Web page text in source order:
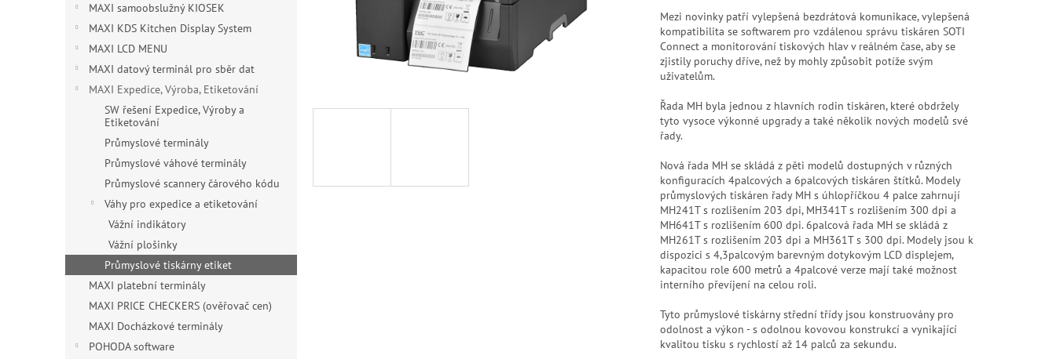
MAXI samoobslužný KIOSEK
MAXI KDS Kitchen Display System
MAXI LCD MENU
MAXI datový terminál pro sběr dat
MAXI Expedice, Výroba, Etiketování
SW řešení Expedice, Výroby a
Etiketování
Průmyslové terminály
Průmyslové váhové terminály
Průmyslové scannery čárového kódu
Váhy pro expedice a etiketování
Vážní indikátory
Vážní plošinky
Průmyslové tiskárny etiket
MAXI platební terminály
MAXI PRICE CHECKERS (ověřovač cen)
MAXI Docházkové terminály
POHODA software
Mezi novinky patří vylepšená bezdrátová komunikace, vylepšená
kompatibilita se softwarem pro vzdálenou správu tiskáren SOTI
Connect a monitorování tiskových hlav v reálném čase, aby se
zjistily poruchy dříve, než by mohly způsobit potíže svým
uživatelům.
Řada MH byla jednou z hlavních rodin tiskáren, které obdržely
tyto vysoce výkonné upgrady a také několik nových modelů své
řady.
Nová řada MH se skládá z pěti modelů dostupných v různých
konfiguracích 4palcových a 6palcových tiskáren štítků. Modely
průmyslových tiskáren řady MH s úhlopříčkou 4 palce zahrnují
MH241T s rozlišením 203 dpi, MH341T s rozlišením 300 dpi a
MH641T s rozlišením 600 dpi. 6palcová řada MH se skládá z
MH261T s rozlišením 203 dpi a MH361T s 300 dpi. Modely jsou k
dispozici s 4,3palcovým barevným dotykovým LCD displejem,
kapacitou role 600 metrů a 4palcové verze mají také možnost
interního převíjení na celou roli.
Tyto průmyslové tiskárny střední třídy jsou konstruovány pro
odolnost a výkon - s odolnou kovovou konstrukcí a vynikající
kvalitou tisku s rychlostí až 14 palců za sekundu.